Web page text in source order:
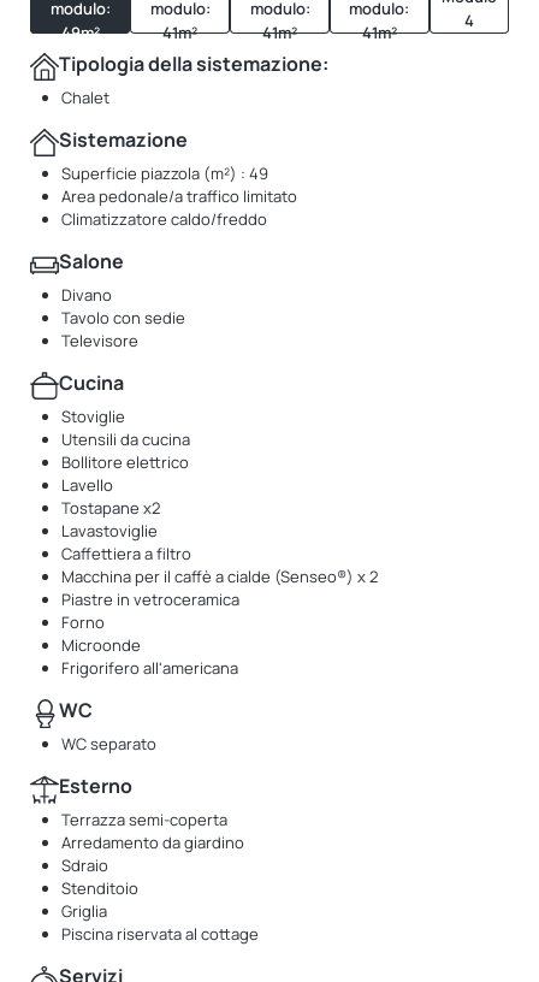
modulo:
49m²
modulo:
41m²
modulo:
41m²
modulo:
41m²
4
Tipologia della sistemazione:
Chalet
Sistemazione
Superficie piazzola (m²) : 49
Area pedonale/a traffico limitato
Climatizzatore caldo/freddo
Salone
Divano
Tavolo con sedie
Televisore
Cucina
Stoviglie
Utensili da cucina
Bollitore elettrico
Lavello
Tostapane x2
Lavastoviglie
Caffettiera a filtro
Macchina per il caffè a cialde (Senseo®) x 2
Piastre in vetroceramica
Forno
Microonde
Frigorifero all'americana
WC
WC separato
Esterno
Terrazza semi-coperta
Arredamento da giardino
Sdraio
Stenditoio
Griglia
Piscina riservata al cottage
Servizi